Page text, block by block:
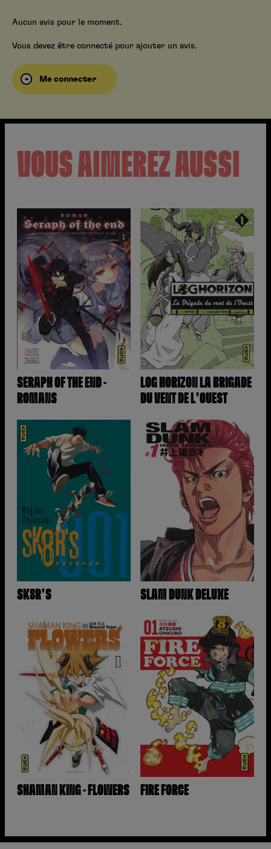
Aucun avis pour le moment.
Vous devez être connecté pour ajouter un avis.
Me connecter
VOUS AIMEREZ AUSSI
SERAPH OF THE END -
ROMANS
LOG HORIZON LA BRIGADE
DU VENT DE L'OUEST
SK8R'S SLAM DUNK DELUXE
SHAMAN KING - FLOWERS FIRE FORCE